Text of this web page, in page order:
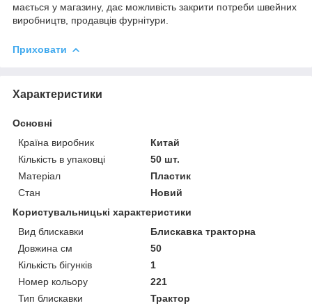
мається у магазину, дає можливість закрити потреби швейних
виробництв, продавців фурнітури.
Приховати
Характеристики
Основні
Країна виробник
Китай
Кількість в упаковці
50 шт.
Матеріал
Пластик
Стан
Новий
Користувальницькі характеристики
Вид блискавки
Блискавка тракторна
Довжина см
50
Кількість бігунків
1
Номер кольору
221
Тип блискавки
Трактор